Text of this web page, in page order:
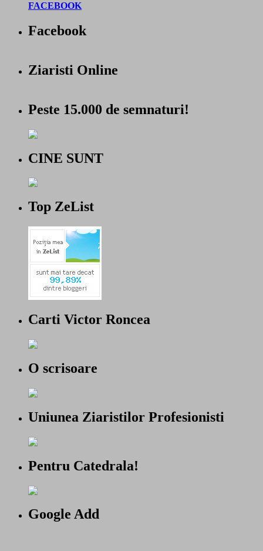
FACEBOOK
Facebook
Ziaristi Online
Peste 15.000 de semnaturi!
CINE SUNT
Top ZeList
Carti Victor Roncea
O scrisoare
Uniunea Ziaristilor Profesionisti
Pentru Catedrala!
Google Add